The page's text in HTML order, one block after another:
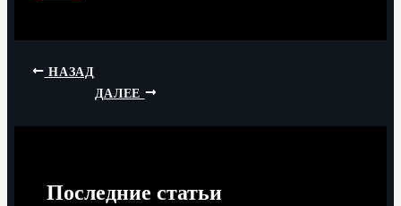
НАЗАД
ДАЛЕЕ
Последние статьи